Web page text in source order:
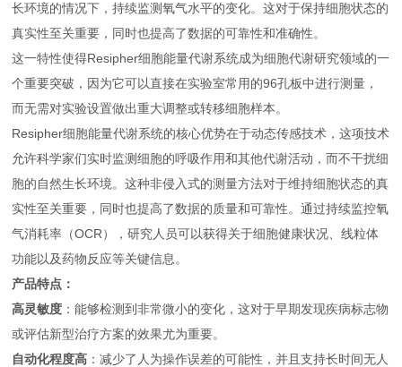
长环境的情况下，持续监测氧气水平的变化。这对于保持细胞状态的
真实性至关重要，同时也提高了数据的可靠性和准确性。
这一特性使得Resipher细胞能量代谢系统成为细胞代谢研究领域的一
个重要突破，因为它可以直接在实验室常用的96孔板中进行测量，
而无需对实验设置做出重大调整或转移细胞样本。
Resipher细胞能量代谢系统的核心优势在于动态传感技术，这项技术
允许科学家们实时监测细胞的呼吸作用和其他代谢活动，而不干扰细
胞的自然生长环境。这种非侵入式的测量方法对于维持细胞状态的真
实性至关重要，同时也提高了数据的质量和可靠性。通过持续监控氧
气消耗率（OCR），研究人员可以获得关于细胞健康状况、线粒体
功能以及药物反应等关键信息。
产品特点：
高灵敏度 ：能够检测到非常微小的变化，这对于早期发现疾病标志物
或评估新型治疗方案的效果尤为重要。
自动化程度高 ：减少了人为操作误差的可能性，并且支持长时间无人